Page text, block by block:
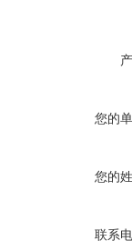
您的
您的
联系